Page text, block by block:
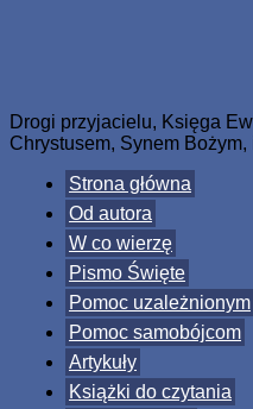
Drogi przyjacielu, Księga
Chrystusem, Synem
Strona główna
Od autora
W co wierzę
Pismo Święte
Pomoc uzależnionym
Pomoc samobójcom
Artykuły
Książki do czytania